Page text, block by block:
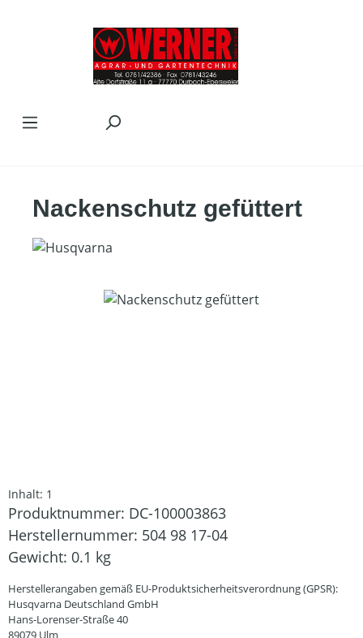
Nackenschutz gefüttert
Bildergalerie überspringen
Inhalt: 1
Produktnummer: DC-100003863
Herstellernummer: 504 98 17-04
Gewicht: 0.1 kg
Herstellerangaben gemäß EU-Produktsicherheitsverordnung (GPSR):
Husqvarna Deutschland GmbH
Hans-Lorenser-Straße 40
89079 Ulm